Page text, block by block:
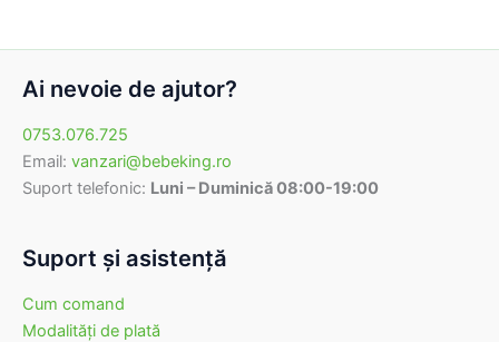
Ai nevoie de ajutor?
0753.076.725
Email: vanzari@bebeking.ro
Suport telefonic: Luni – Duminică 08:00-19:00
Suport şi asistenţă
Cum comand
Modalităţi de plată